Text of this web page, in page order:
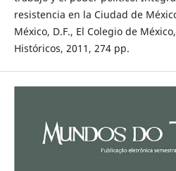
resistencia en la Ciudad de
México, D.F., El Colegio de
Históricos, 2011, 274 pp.